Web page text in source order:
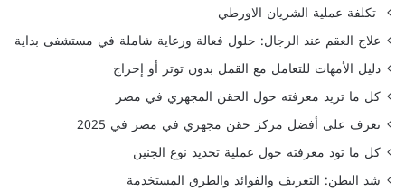
تكلفة عملية الشريان الاورطي
علاج العقم عند الرجال: حلول فعالة ورعاية شاملة في مستشفى بداية
دليل الأمهات للتعامل مع القمل بدون توتر أو إحراج
كل ما تريد معرفته حول الحقن المجهري في مصر
تعرف على أفضل مركز حقن مجهري في مصر في 2025
كل ما تود معرفته حول عملية تحديد نوع الجنين
شد البطن: التعريف والفوائد والطرق المستخدمة